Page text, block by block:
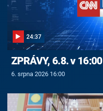
24:37
ZPRÁVY, 6.8. v 16:00
6. srpna 2026 16:00